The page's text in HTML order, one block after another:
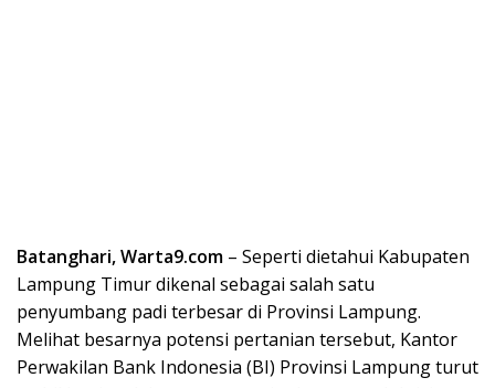
Batanghari, Warta9.com – Seperti dietahui Kabupaten
Lampung Timur dikenal sebagai salah satu
penyumbang padi terbesar di Provinsi Lampung.
Melihat besarnya potensi pertanian tersebut, Kantor
Perwakilan Bank Indonesia (BI) Provinsi Lampung turut